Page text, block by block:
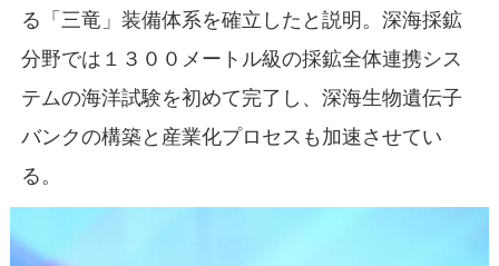
る「三竜」装備体系を確立したと説明。深海採鉱
分野では１３００メートル級の採鉱全体連携シス
テムの海洋試験を初めて完了し、深海生物遺伝子
バンクの構築と産業化プロセスも加速させてい
る。